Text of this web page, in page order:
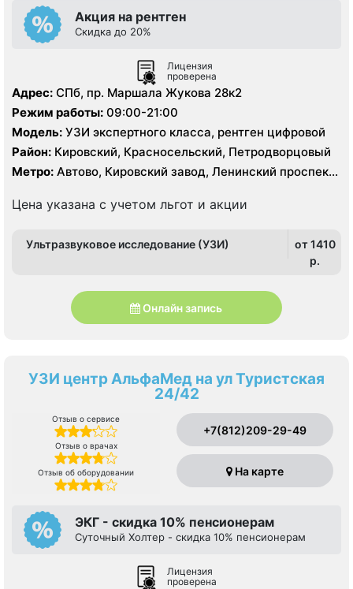
Акция на рентген
Скидка до 20%
Лицензия
проверена
Адрес: СПб, пр. Маршала Жукова 28к2
Режим работы: 09:00-21:00
Модель: УЗИ экспертного класса, рентген цифровой
Район: Кировский, Красносельский, Петродворцовый
Метро: Автово, Кировский завод, Ленинский проспект,
Цена указана с учетом льгот и акции
Ультразвуковое исследование (УЗИ)
от 1410
p.
Онлайн запись
УЗИ центр АльфаМед на ул Туристcкая
24/42
Отзыв о сервисе
Отзыв о врачах
Отзыв об оборудовании
+7(812)209-29-49
На карте
ЭКГ - скидка 10% пенсионерам
Суточный Холтер - скидка 10% пенсионерам
Лицензия
проверена